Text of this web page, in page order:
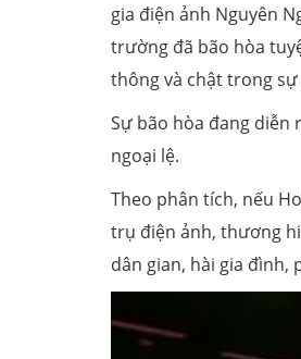
gia điện ảnh Nguyên
trường đã bão hòa
thông và chật trong sự
Sự bão hòa đang diễn
ngoại lệ.
Theo phân tích, nếu
trụ điện ảnh, thương
dân gian, hài gia đình,